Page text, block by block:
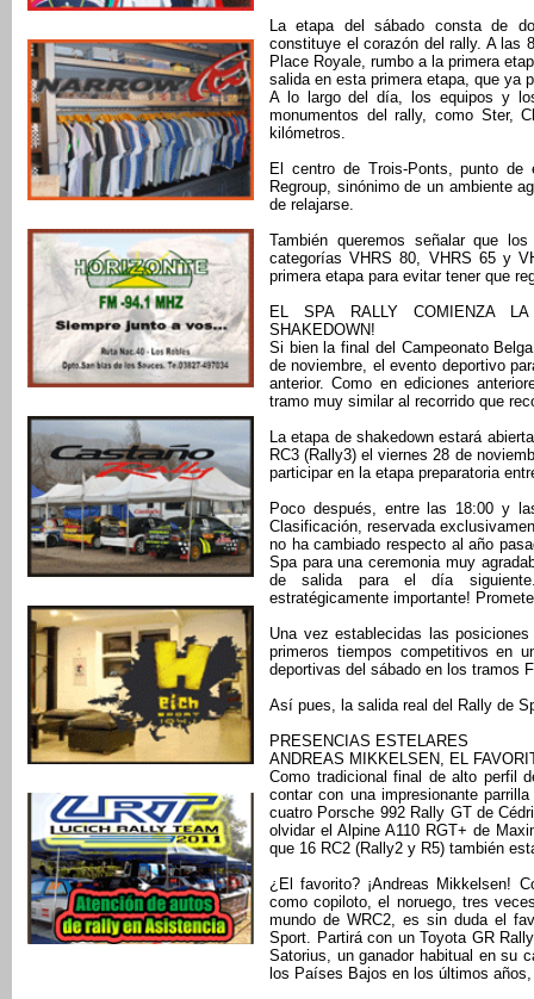
La etapa del sábado consta de
constituye el corazón del rally. A las
Place Royale, rumbo a la primera
salida en esta primera etapa, que ya
A lo largo del día, los equipos y
monumentos del rally, como Ster,
kilómetros.
El centro de Trois-Ponts, punto de
Regroup, sinónimo de un ambiente
de relajarse.
También queremos señalar que
categorías VHRS 80, VHRS 65 y
primera etapa para evitar tener que
EL SPA RALLY COMIENZA LA
SHAKEDOWN!
Si bien la final del Campeonato
de noviembre, el evento deportivo
anterior. Como en ediciones
tramo muy similar al recorrido que
La etapa de shakedown estará
RC3 (Rally3) el viernes 28 de
participar en la etapa preparatoria
Poco después, entre las 18:00 y
Clasificación, reservada
no ha cambiado respecto al año
Spa para una ceremonia muy
de salida para el día siguiente.
estratégicamente importante!
Una vez establecidas las
primeros tiempos competitivos en
deportivas del sábado en los tramos
Así pues, la salida real del Rally de
PRESENCIAS ESTELARES
ANDREAS MIKKELSEN, EL
Como tradicional final de alto perfil
contar con una impresionante
cuatro Porsche 992 Rally GT de
olvidar el Alpine A110 RGT+ de
que 16 RC2 (Rally2 y R5) también
¿El favorito? ¡Andreas Mikkelsen!
como copiloto, el noruego, tres
mundo de WRC2, es sin duda el
Sport. Partirá con un Toyota GR
Satorius, un ganador habitual en su
los Países Bajos en los últimos